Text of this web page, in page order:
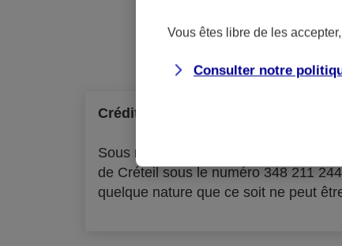
Crédit à la consommation
Sous réserve d'acceptation par
de Créteil sous le numéro 348 211
quelque nature que ce soit ne peut
Vous êtes libre de les
Consulter notre